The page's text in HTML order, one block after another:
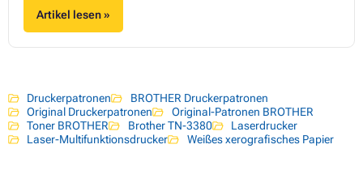
Artikel lesen »
Druckerpatronen
BROTHER Druckerpatronen
Original Druckerpatronen
Original-Patronen BROTHER
Toner BROTHER
Brother TN-3380
Laserdrucker
Laser-Multifunktionsdrucker
Weißes xerografisches Papier